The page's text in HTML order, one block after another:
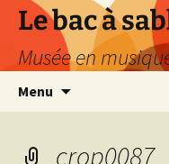
Le bac à
Musée en
Menu
crop0087